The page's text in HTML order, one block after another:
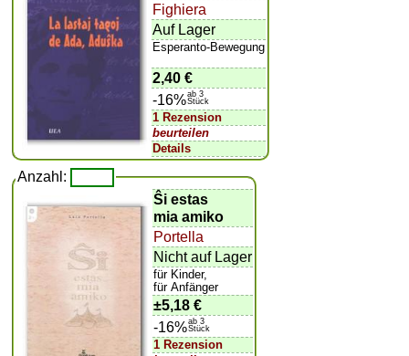
Fighiera
Auf Lager
Esperanto-Bewegung
2,40 €
-16%ab 3
Stück
1 Rezension
beurteilen
Details
Anzahl:
Ŝi estas
mia amiko
Portella
Nicht auf Lager
für Kinder,
für Anfänger
±5,18 €
-16%ab 3
Stück
1 Rezension